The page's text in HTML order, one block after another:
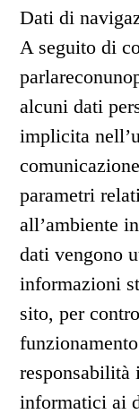
Dati di
A seguito di
alcuni dati
implicita
parametri
all’ambiente
dati vengono
informazioni
sito, per
informatici ai